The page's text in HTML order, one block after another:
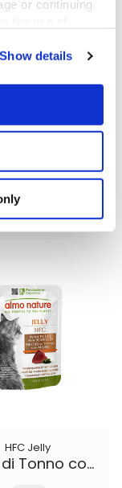
or continuing
Show details
HFC Jelly
55 g
HFC Jelly
Filetto di Tonno con Alghe